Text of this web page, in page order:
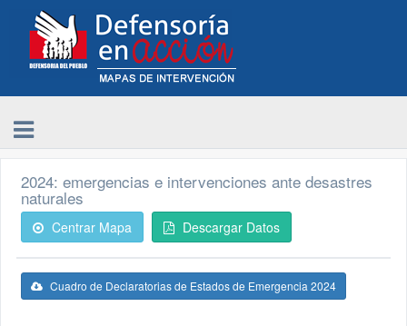
2024: emergencias e intervenciones ante desastres
naturales
Centrar Mapa Descargar Datos
Cuadro de Declaratorias de Estados de Emergencia 2024